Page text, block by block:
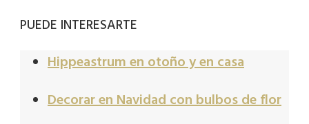
PUEDE INTERESARTE
Hippeastrum en otoño y en casa
Decorar en Navidad con bulbos de flor